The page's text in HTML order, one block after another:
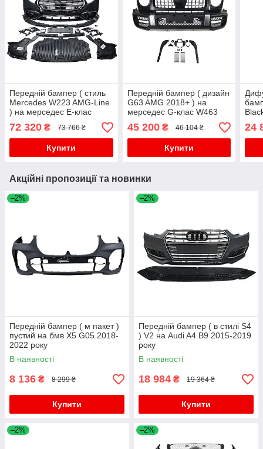
Передній бампер ( стиль
Mercedes W223 AMG-Line
) на мерседес E-клас
W214 2023-2025 року
72 320 ₴ 73 766 ₴
Купити
Передній бампер ( дизайн
G63 AMG 2018+ ) на
мерседес G-клас W463
1990-2018 року
45 200₴ 46 104 ₴
Купити
E-
року
24
Акційні пропозиції та новинки
–2%
Передній бампер ( м пакет )
пустий на бмв X5 G05 2018-
2022 року
В наявності
8 136 ₴ 8 299 ₴
Купити
–2%
Передній бампер ( в стилі S4
) V2 на Audi A4 B9 2015-2019
року
В наявності
18 984 ₴ 19 364 ₴
Купити
–2% –2%